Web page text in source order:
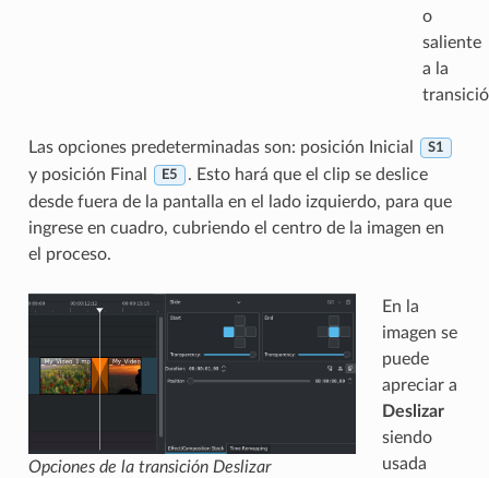
o
saliente
a la
Las opciones predeterminadas son: posición Inicial S1
y posición Final E5
. Esto hará que el clip se deslice
desde fuera de la pantalla en el lado izquierdo, para que
ingrese en cuadro, cubriendo el centro de la imagen en
el proceso.
Opciones de la transición Deslizar
En la
imagen se
puede
apreciar a
Deslizar
siendo
usada